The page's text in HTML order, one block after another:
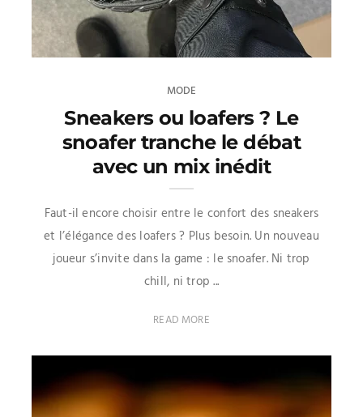
MODE
Sneakers ou loafers ? Le
snoafer tranche le débat
avec un mix inédit
Faut-il encore choisir entre le confort des sneakers
et l’élégance des loafers ? Plus besoin. Un nouveau
joueur s’invite dans la game : le snoafer. Ni trop
chill, ni trop ...
READ MORE